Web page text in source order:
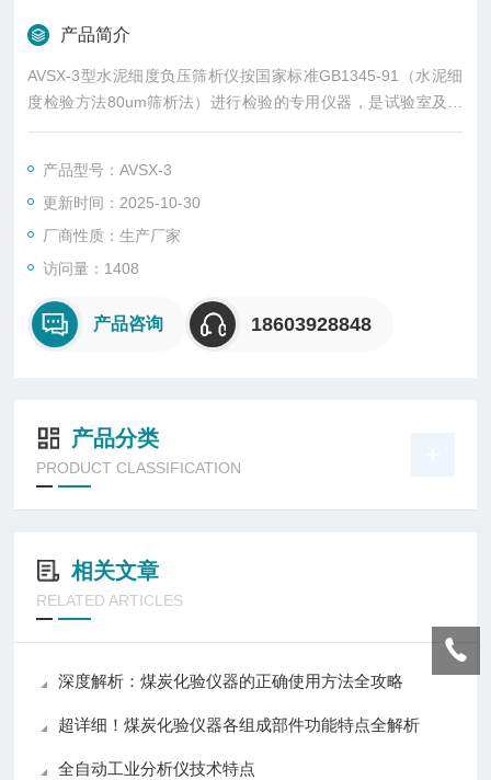
产品简介
AVSX-3型水泥细度负压筛析仪按国家标准GB1345-91（水泥细
度检验方法80um筛析法）进行检验的专用仪器，是试验室及水
泥科研单位仪器。
产品型号：AVSX-3
更新时间：2025-10-30
厂商性质：生产厂家
访问量：1408
产品咨询 18603928848
产品分类
PRODUCT CLASSIFICATION
相关文章
RELATED ARTICLES
深度解析：煤炭化验仪器的正确使用方法全攻略
超详细！煤炭化验仪器各组成部件功能特点全解析
全自动工业分析仪技术特点